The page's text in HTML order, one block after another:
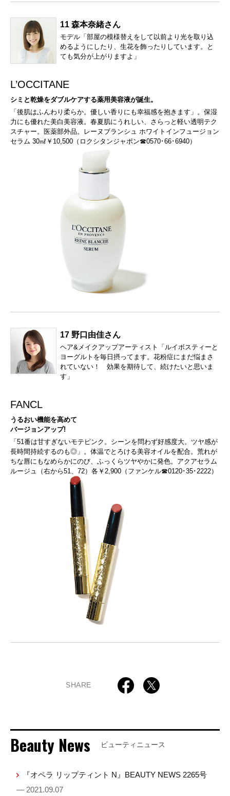
11 森本奈緒さん
モデル「部屋の模様替えをして以前より光を取り込
めるようにしたり、生花を飾ったりしています。と
ても気分が上がりますよ」
L’OCCITANE
シミと乾燥をダブルケアする薬用美容液が誕生。
「後肌はふんわり柔らか。優しい香りにも幸福感を抱きます」。保湿
力にも優れた美白美容液。春夏肌にうれしい、さらっと軽い透明テク
スチャー。医薬部外品。レーヌブランシュ ホワイトインフュージョン
セラム 30㎖￥10,500（ロクシタンジャポン☎0570･66･6940）
17 野口由佳さん
ヘア&メイクアップアーティスト「ルイボスティーと
ヨーグルトを毎日摂ってます。花粉症にまだ悩まさ
れていない！ 効果を期待して、続けたいと思いま
す」
FANCL
うるおい機能を高めて
バージョンアップ!
「51番は甘すぎないモテピンク。シーンを問わず好感度大。ツヤ感が
長時間持続するのも◎」。体温でとろける美容オイルを配合。荒れが
ちな唇にもなめらかにのび、ふっくらツヤやかに発色。アクアセラム
ルージュ（右から51、72）各￥2,900（ファンケル☎0120･35･2222）
SHARE
Beauty News ビューティニュース
『オペラ リップティント N』BEAUTY NEWS 2265号
— 2021.09.07